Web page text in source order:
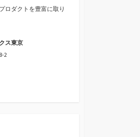
ロダクトを豊富に取り
ス東京
2